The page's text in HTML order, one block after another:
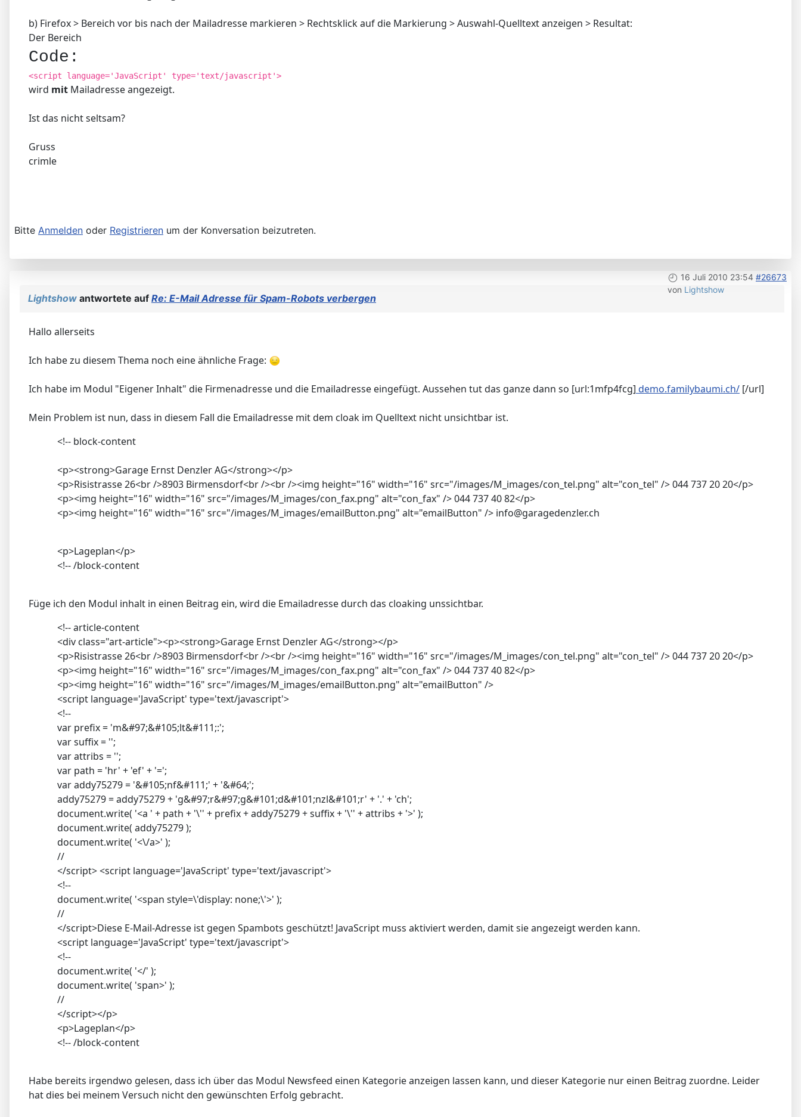
b) Firefox > Bereich vor bis nach der Mailadresse markieren > Rechtsklick auf die Markierung > Auswahl-Quelltext anzeigen > Resultat:
Der Bereich
Code:
<script language='JavaScript' type='text/javascript'>
wird mit Mailadresse angezeigt.
Ist das nicht seltsam?
Gruss
crimle
Bitte Anmelden oder Registrieren um der Konversation beizutreten.
16 Juli 2010 23:54 #26673
von Lightshow
Lightshow antwortete auf Re: E-Mail Adresse für Spam-Robots verbergen
Hallo allerseits
Ich habe zu diesem Thema noch eine ähnliche Frage:
Ich habe im Modul "Eigener Inhalt" die Firmenadresse und die Emailadresse eingefügt. Aussehen tut das ganze dann so [url:1mfp4fcg] demo.familybaumi.ch/ [/url]
Mein Problem ist nun, dass in diesem Fall die Emailadresse mit dem cloak im Quelltext nicht unsichtbar ist.
<!-- block-content
<p><strong>Garage Ernst Denzler AG</strong></p>
<p>Risistrasse 26<br />8903 Birmensdorf<br /><br /><img height="16" width="16" src="/images/M_images/con_tel.png" alt="con_tel" /> 044 737 20 20</p>
<p><img height="16" width="16" src="/images/M_images/con_fax.png" alt="con_fax" /> 044 737 40 82</p>
<p><img height="16" width="16" src="/images/M_images/emailButton.png" alt="emailButton" /> info@garagedenzler.ch
<p>Lageplan</p>
<!-- /block-content
Füge ich den Modul inhalt in einen Beitrag ein, wird die Emailadresse durch das cloaking unssichtbar.
<!-- article-content
<div class="art-article"><p><strong>Garage Ernst Denzler AG</strong></p>
<p>Risistrasse 26<br />8903 Birmensdorf<br /><br /><img height="16" width="16" src="/images/M_images/con_tel.png" alt="con_tel" /> 044 737 20 20</p>
<p><img height="16" width="16" src="/images/M_images/con_fax.png" alt="con_fax" /> 044 737 40 82</p>
<p><img height="16" width="16" src="/images/M_images/emailButton.png" alt="emailButton" />
<script language='JavaScript' type='text/javascript'>
<!--
var prefix = 'm&#97;&#105;lt&#111;:';
var suffix = '';
var attribs = '';
var path = 'hr' + 'ef' + '=';
var addy75279 = '&#105;nf&#111;' + '&#64;';
addy75279 = addy75279 + 'g&#97;r&#97;g&#101;d&#101;nzl&#101;r' + '.' + 'ch';
document.write( '<a ' + path + '\'' + prefix + addy75279 + suffix + '\'' + attribs + '>' );
document.write( addy75279 );
document.write( '<\/a>' );
//
</script> <script language='JavaScript' type='text/javascript'>
<!--
document.write( '<span style=\'display: none;\'>' );
//
</script>Diese E-Mail-Adresse ist gegen Spambots geschützt! JavaScript muss aktiviert werden, damit sie angezeigt werden kann.
<script language='JavaScript' type='text/javascript'>
<!--
document.write( '</' );
document.write( 'span>' );
//
</script></p>
<p>Lageplan</p>
<!-- /block-content
Habe bereits irgendwo gelesen, dass ich über das Modul Newsfeed einen Kategorie anzeigen lassen kann, und dieser Kategorie nur einen Beitrag zuordne. Leider
hat dies bei meinem Versuch nicht den gewünschten Erfolg gebracht.